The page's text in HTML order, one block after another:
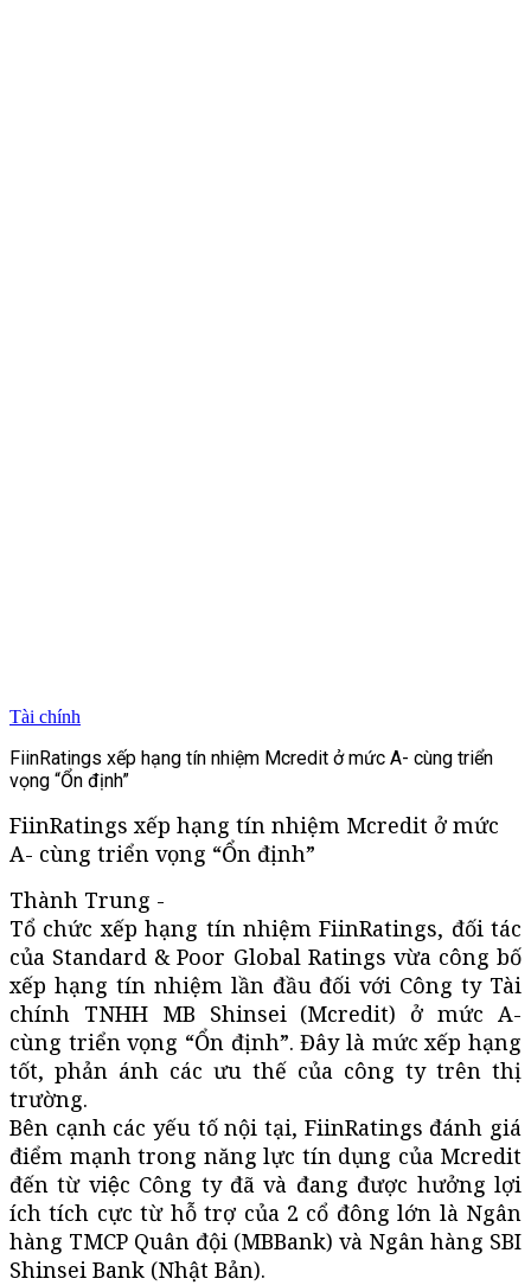
Tài chính
FiinRatings xếp hạng tín nhiệm Mcredit ở mức A- cùng triển
vọng “Ổn định”
FiinRatings xếp hạng tín nhiệm Mcredit ở mức
A- cùng triển vọng “Ổn định”
Thành Trung -
Tổ chức xếp hạng tín nhiệm FiinRatings, đối tác
của Standard & Poor Global Ratings vừa công bố
xếp hạng tín nhiệm lần đầu đối với Công ty Tài
chính TNHH MB Shinsei (Mcredit) ở mức A-
cùng triển vọng “Ổn định”. Đây là mức xếp hạng
tốt, phản ánh các ưu thế của công ty trên thị
trường.
Bên cạnh các yếu tố nội tại, FiinRatings đánh giá
điểm mạnh trong năng lực tín dụng của Mcredit
đến từ việc Công ty đã và đang được hưởng lợi
ích tích cực từ hỗ trợ của 2 cổ đông lớn là Ngân
hàng TMCP Quân đội (MBBank) và Ngân hàng SBI
Shinsei Bank (Nhật Bản).